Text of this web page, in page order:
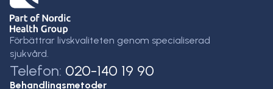
Förbättrar livskvaliteten genom specialiserad
sjukvård.
Telefon: 020-140 19 90
Behandlingsmetoder